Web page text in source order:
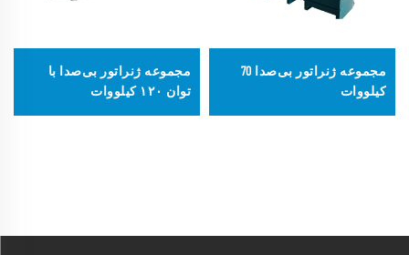
مجموعه ژنراتور بی‌صدا 70
کیلووات
مجموعه ژنراتور بی‌صدا با
توان ۱۲۰ کیلووات